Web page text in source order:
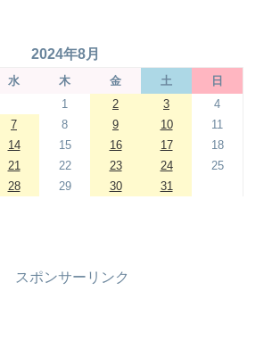
2024年8月
水 木 金 土
日
1
2 3
4
7 8 9 10
11
14 15 16 17
18
21 22 23 24
25
28 29 30 31
スポンサーリンク